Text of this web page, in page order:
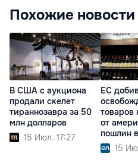
Похожие новости
В США с аукциона
продали скелет
тираннозавра за 50
млн долларов
15 Июл. 17:27
ЕС
товаров
от
пошлин
15